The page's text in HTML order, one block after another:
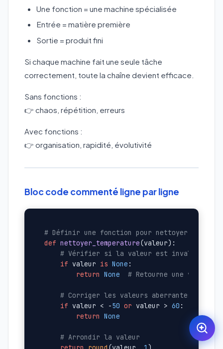
Une fonction = une machine spécialisée
Entrée = matière première
Sortie = produit fini
Si chaque machine fait une seule tâche
correctement, toute la chaîne devient efficace.
Sans fonctions :
👉 chaos, répétition, erreurs
Avec fonctions :
👉 organisation, rapidité, évolutivité
Bloc code commenté ligne par ligne
# Définir une fonction pour nettoyer une
def nettoyer_temperature(valeur):
# Vérifier si la valeur est invalide
if valeur is None :
return None # Retourne une valeur
# Corriger les valeurs aberrantes
if valeur < -50 or valeur > 60 :
return None
# Arrondir la valeur